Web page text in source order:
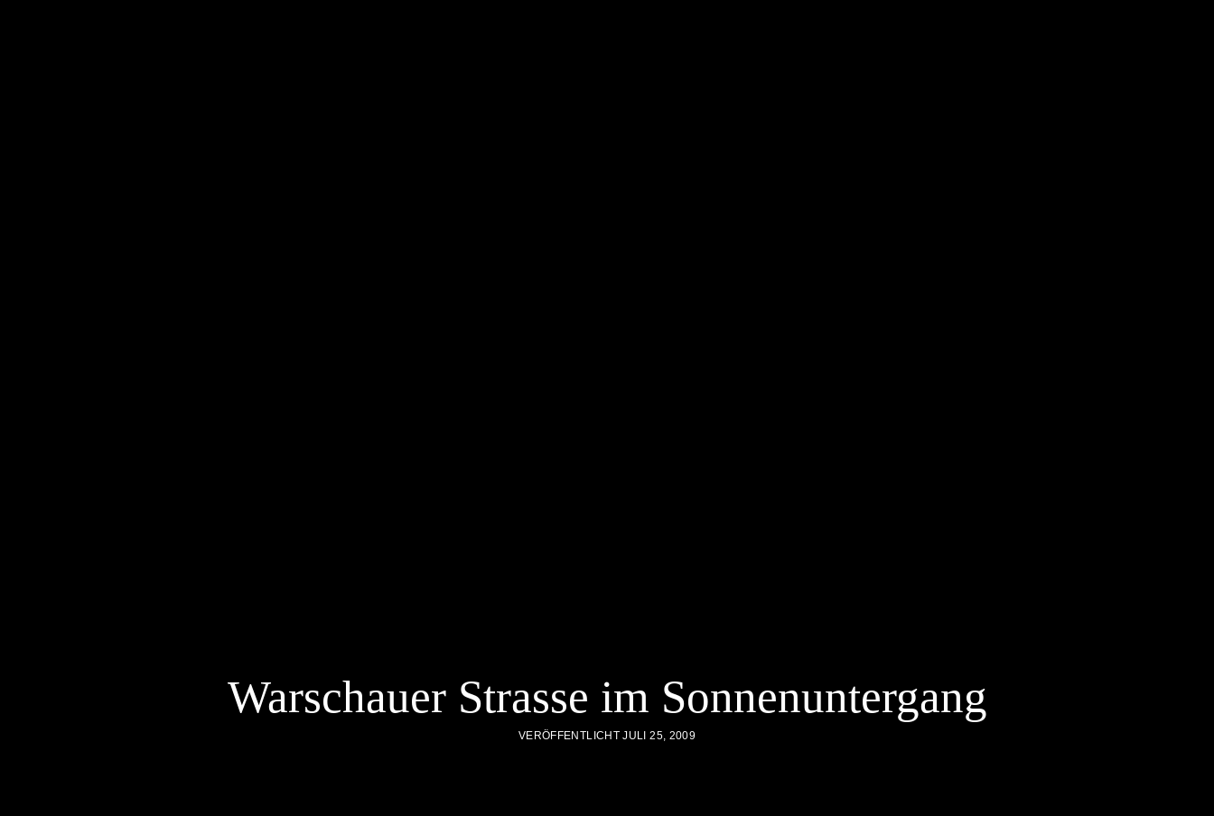
Warschauer Strasse im Sonnenuntergang
VERÖFFENTLICHT JULI 25, 2009